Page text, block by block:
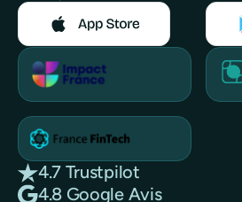
4.7 Trustpilot
4.8 Google Avis